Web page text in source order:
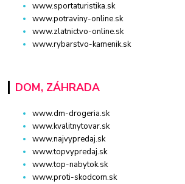
www.sportaturistika.sk
www.potraviny-online.sk
www.zlatnictvo-online.sk
www.rybarstvo-kamenik.sk
DOM, ZÁHRADA
www.dm-drogeria.sk
www.kvalitnytovar.sk
www.najvypredaj.sk
www.topvypredaj.sk
www.top-nabytok.sk
www.proti-skodcom.sk